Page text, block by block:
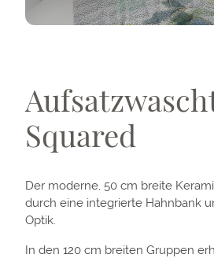
Squared
Der moderne, 50 cm breite
durch eine integrierte Hahnbank
Optik.
In den 120 cm breiten Gruppen